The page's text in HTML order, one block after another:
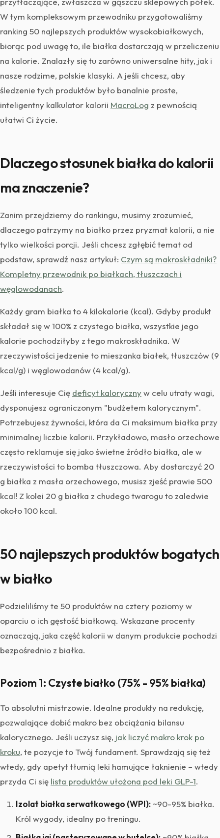
W tym kompleksowym przewodniku przygotowaliśmy
ranking 50 najlepszych produktów wysokobiałkowych,
biorąc pod uwagę to, ile białka dostarczają w przeliczeniu
na kalorie. Znalazły się tu zarówno uniwersalne hity, jak i
nasze rodzime, polskie klasyki. A jeśli chcesz, aby
śledzenie tych produktów było banalnie proste,
inteligentny kalkulator kalorii MacroLog z pewnością
ułatwi Ci życie.
Dlaczego stosunek białka do kalorii
ma znaczenie?
Zanim przejdziemy do rankingu, musimy zrozumieć,
dlaczego patrzymy na białko przez pryzmat kalorii, a nie
tylko wielkości porcji. Jeśli chcesz zgłębić temat od
podstaw, sprawdź nasz artykuł: Czym są makroskładniki?
Kompletny przewodnik po białkach, tłuszczach i
węglowodanach.
Każdy gram białka to 4 kilokalorie (kcal). Gdyby produkt
składał się w 100% z czystego białka, wszystkie jego
kalorie pochodziłyby z tego makroskładnika. W
rzeczywistości jedzenie to mieszanka białek, tłuszczów (9
kcal/g) i węglowodanów (4 kcal/g).
Jeśli interesuje Cię deficyt kalorycznyw celu utraty wagi,
dysponujesz ograniczonym "budżetem kalorycznym".
Potrzebujesz żywności, która da Ci maksimum białka przy
minimalnej liczbie kalorii. Przykładowo, masło orzechowe
często reklamuje się jako świetne źródło białka, ale w
rzeczywistości to bomba tłuszczowa. Aby dostarczyć 20
g białka z masła orzechowego, musisz zjeść prawie 500
kcal! Z kolei 20 g białka z chudego twarogu to zaledwie
około 100 kcal.
50 najlepszych produktów bogatych
w białko
Podzieliliśmy te 50 produktów na cztery poziomy w
oparciu o ich gęstość białkową. Wskazane procenty
oznaczają, jaka część kalorii w danym produkcie pochodzi
bezpośrednio z białka.
Poziom 1: Czyste białko (75% - 95% białka)
To absolutni mistrzowie. Idealne produkty na redukcję,
pozwalające dobić makro bez obciążania bilansu
kalorycznego. Jeśli uczysz się, jak liczyć makro krok po
kroku, te pozycje to Twój fundament. Sprawdzają się też
wtedy, gdy apetyt tłumią leki hamujące łaknienie – wtedy
przyda Ci się lista produktów ułożona pod leki GLP-1.
Izolat białka serwatkowego (WPI): ~90-95% białka.
Król wygody, idealny po treningu.